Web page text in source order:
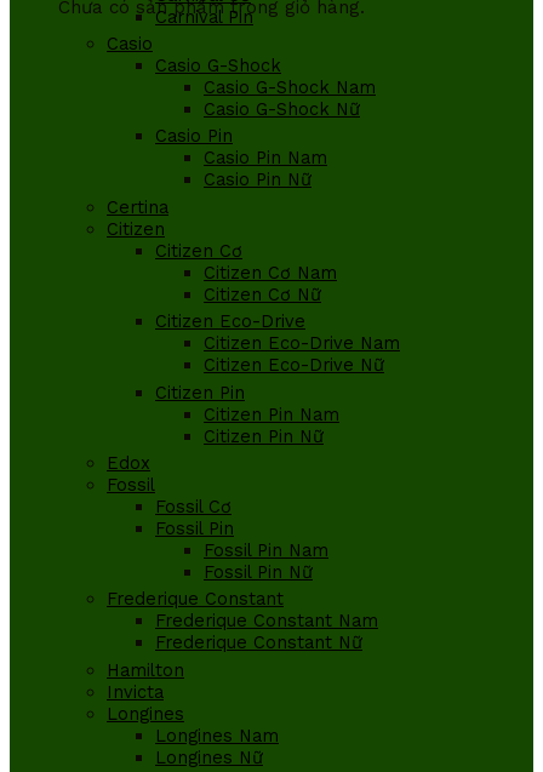
Chưa có sản phẩm trong giỏ hàng.
Carnival Pin
Casio
Casio G-Shock
Casio G-Shock Nam
Casio G-Shock Nữ
Casio Pin
Casio Pin Nam
Casio Pin Nữ
Certina
Citizen
Citizen Cơ
Citizen Cơ Nam
Citizen Cơ Nữ
Citizen Eco-Drive
Citizen Eco-Drive Nam
Citizen Eco-Drive Nữ
Citizen Pin
Citizen Pin Nam
Citizen Pin Nữ
Edox
Fossil
Fossil Cơ
Fossil Pin
Fossil Pin Nam
Fossil Pin Nữ
Frederique Constant
Frederique Constant Nam
Frederique Constant Nữ
Hamilton
Invicta
Longines
Longines Nam
Longines Nữ